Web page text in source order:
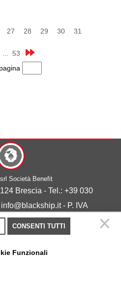
27 28 29 30 31
... 53
Società Benefit
Brescia - Tel.: +39 030
- P. IVA
-Cookie policy
CONSENTI TUTTI
Funzionali